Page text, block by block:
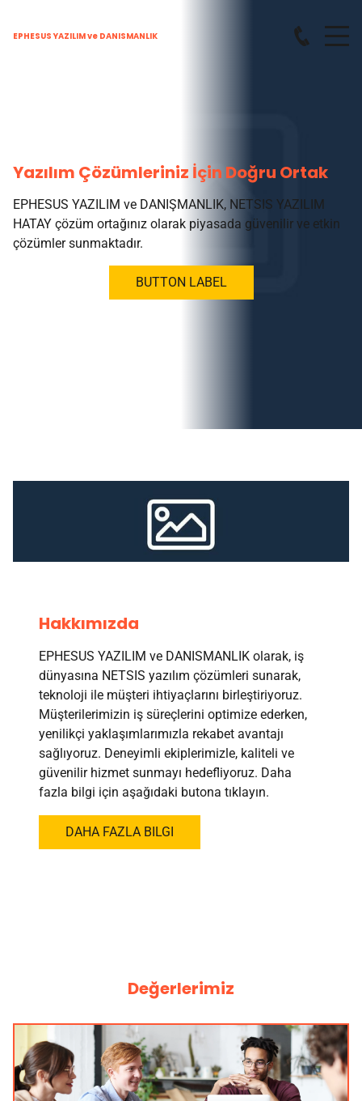
EPHESUS YAZILIM ve DANISMANLIK
Yazılım Çözümleriniz İçin Doğru Ortak
EPHESUS YAZILIM ve DANIŞMANLIK, NETSIS YAZILIM
HATAY çözüm ortağınız olarak piyasada güvenilir ve etkin
çözümler sunmaktadır.
BUTTON LABEL
Hakkımızda
EPHESUS YAZILIM ve DANISMANLIK olarak, iş
dünyasına NETSIS yazılım çözümleri sunarak,
teknoloji ile müşteri ihtiyaçlarını birleştiriyoruz.
Müşterilerimizin iş süreçlerini optimize ederken,
yenilikçi yaklaşımlarımızla rekabet avantajı
sağlıyoruz. Deneyimli ekiplerimizle, kaliteli ve
güvenilir hizmet sunmayı hedefliyoruz. Daha
fazla bilgi için aşağıdaki butona tıklayın.
DAHA FAZLA BILGI
Değerlerimiz